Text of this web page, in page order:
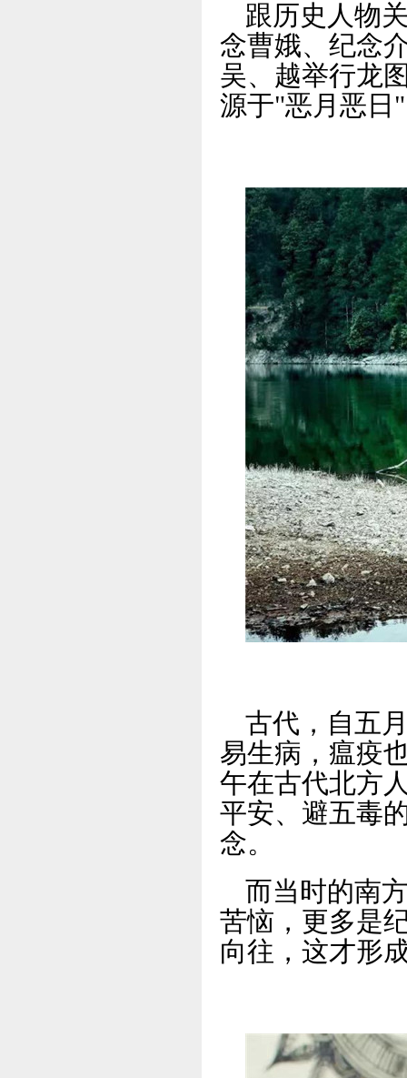
跟历史人物
念曹娥、纪念
吴、越举行龙
源于"恶月恶日
古代，自五
易生病，瘟疫
午在古代北方
平安、避五毒
念。
而当时的南
苦恼，更多是
向往，这才形